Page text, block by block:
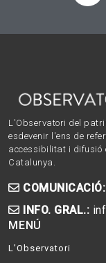
L'Observatori del
esdevenir l'ens de
accessibilitat i difusió
Catalunya.
COMUNICACIÓ:
INFO. GRAL.:
MENÚ
L’Observatori